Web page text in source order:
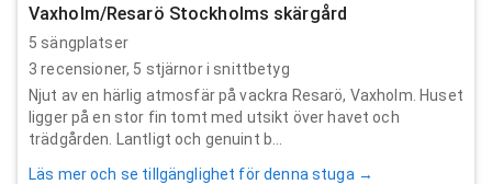
Vaxholm/Resarö Stockholms skärgård
5 sängplatser
3 recensioner, 5 stjärnor i snittbetyg
Njut av en härlig atmosfär på vackra Resarö, Vaxholm. Huset
ligger på en stor fin tomt med utsikt över havet och
trädgården. Lantligt och genuint b...
Läs mer och se tillgänglighet för denna stuga →